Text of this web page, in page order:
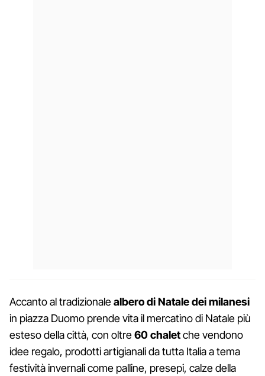
Accanto al tradizionalealbero di Natale dei milanesi
in piazza Duomo prende vita il mercatino di Natale più
esteso della città, con oltre60 chaletche vendono
idee regalo, prodotti artigianali da tutta Italia a tema
festività invernali come palline, presepi, calze della